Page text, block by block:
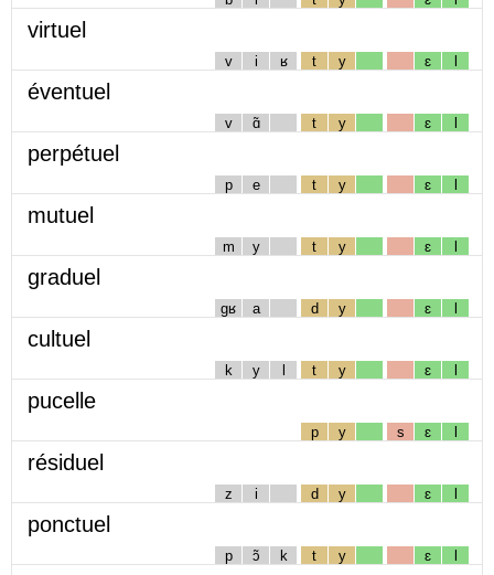
virtuel
v i ʁ t y ɛ l
éventuel
v ɑ̃ t y ɛ l
perpétuel
p e t y ɛ l
mutuel
m y t y ɛ l
graduel
gʁ a d y ɛ l
cultuel
k y l t y ɛ l
pucelle
p y s ɛ l
résiduel
z i d y ɛ l
ponctuel
p ɔ̃ k t y ɛ l